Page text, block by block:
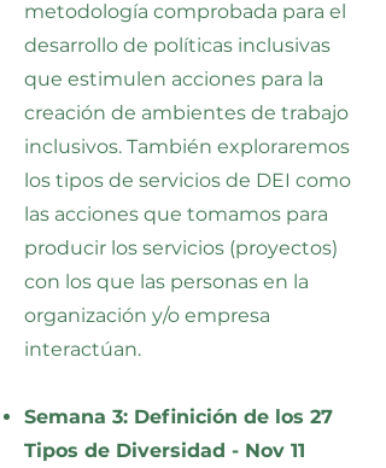
metodología comprobada para el
desarrollo de políticas inclusivas
que estimulen acciones para la
creación de ambientes de trabajo
inclusivos. También exploraremos
los tipos de servicios de DEI como
las acciones que tomamos para
producir los servicios (proyectos)
con los que las personas en la
organización y/o empresa
interactúan.
Semana 3: Definición de los 27
Tipos de Diversidad - Nov 11